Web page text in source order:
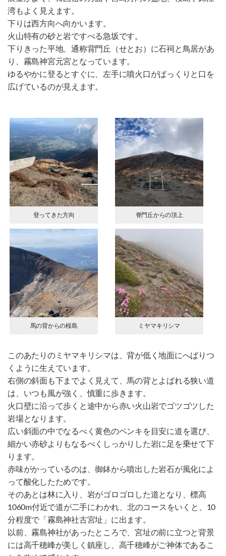
湾もよく見えます。
下りは西方向へ向かいます。
火山特有の砂と岩ですべる急坂です。
下りきった平地、通称背門丘（せとお）に石祠と鳥居があ
り、霧島神宮元宮となっています。
ゆるやかに登るとすぐに、左手に噴火口がぱっくりと口を
広げているのが見えます。
登ってきた方向 脊門丘からの頂上
馬の背からの桜島 ミヤマキリシマ
このあたりのミヤマキリシマは、背が低く地面にへばりつ
くように生えています。
右側の斜面も下までよく見えて、馬の背とよばれる狭い道
は、いつも風が強く、慎重に歩きます。
火口壁に沿って歩くと途中から赤い火山岩でゴツゴツした
岩場となります。
広い斜面の中でなるべく黄色のペンキを目安に道を選び、
細かい赤砂よりもなるべくしっかりした岩に足を乗せて下
ります。
赤味がかっているのは、御鉢から噴出した岩石が風化によ
って酸化したためです。
そのあとは林に入り、岩がゴロゴロした道となり、標高
1060m付近で道が二手にわかれ、北のコースをいくと、10
分程度で「霧島神社古宮址」に出ます。
以前、霧島神社があったところで、宮址の前に立つと背景
には高千穂峰が美しく鎮座し、高千穂峰がご神体であるこ